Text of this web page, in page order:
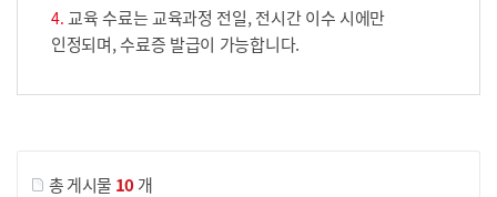
교육 수료는 교육과정 전일, 전시간 이수 시에만
인정되며, 수료증 발급이 가능합니다.
총 게시물 10개